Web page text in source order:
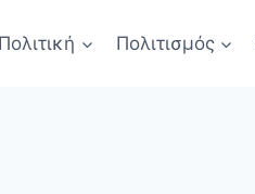
Πολιτική Πολιτισμός